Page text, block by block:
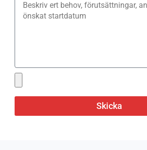
Skicka